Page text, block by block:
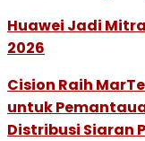
Huawei Jadi Mitra
2026
Cision Raih
untuk
Distribusi Siaran